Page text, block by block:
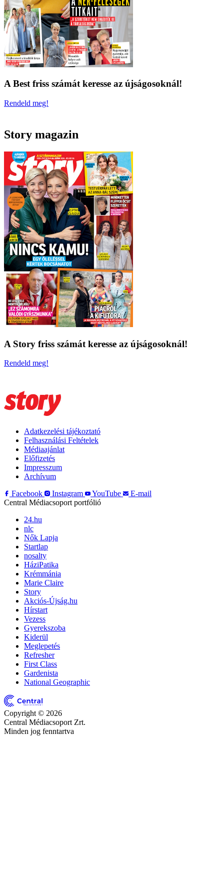
A Best friss számát keresse az újságosoknál!
Rendeld meg!
Story magazin
A Story friss számát keresse az újságosoknál!
Rendeld meg!
Adatkezelési tájékoztató
Felhasználási Feltételek
Médiaajánlat
Előfizetés
Impresszum
Archívum
Facebook
Instagram YouTube
E-mail
Central Médiacsoport portfólió
24.hu
nlc
Nők Lapja
Startlap
nosalty
HáziPatika
Krémmánia
Marie Claire
Story
Akciós-Újság.hu
Hírstart
Vezess
Gyerekszoba
Kiderül
Meglepetés
Refresher
First Class
Gardenista
National Geographic
Copyright © 2026
Central Médiacsoport Zrt.
Minden jog fenntartva